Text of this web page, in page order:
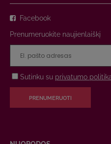
Facebook
Prenumeruokite naujienlaiškį
Sutinku su privatumo
PRENUMERUOTI